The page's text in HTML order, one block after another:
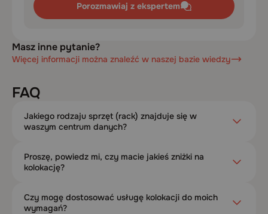
Porozmawiaj z ekspertem
Masz inne pytanie?
Więcej informacji można znaleźć w naszej bazie wiedzy
FAQ
Jakiego rodzaju sprzęt (rack) znajduje się w
waszym centrum danych?
Proszę, powiedz mi, czy macie jakieś zniżki na
kolokację?
Czy mogę dostosować usługę kolokacji do moich
wymagań?